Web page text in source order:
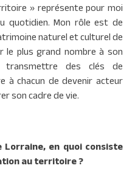
» représente pour moi
quotidien. Mon rôle est de
naturel et culturel de
plus grand nombre à son
transmettre des clés de
à chacun de devenir acteur
son cadre de vie.
en quoi consiste
au territoire ?